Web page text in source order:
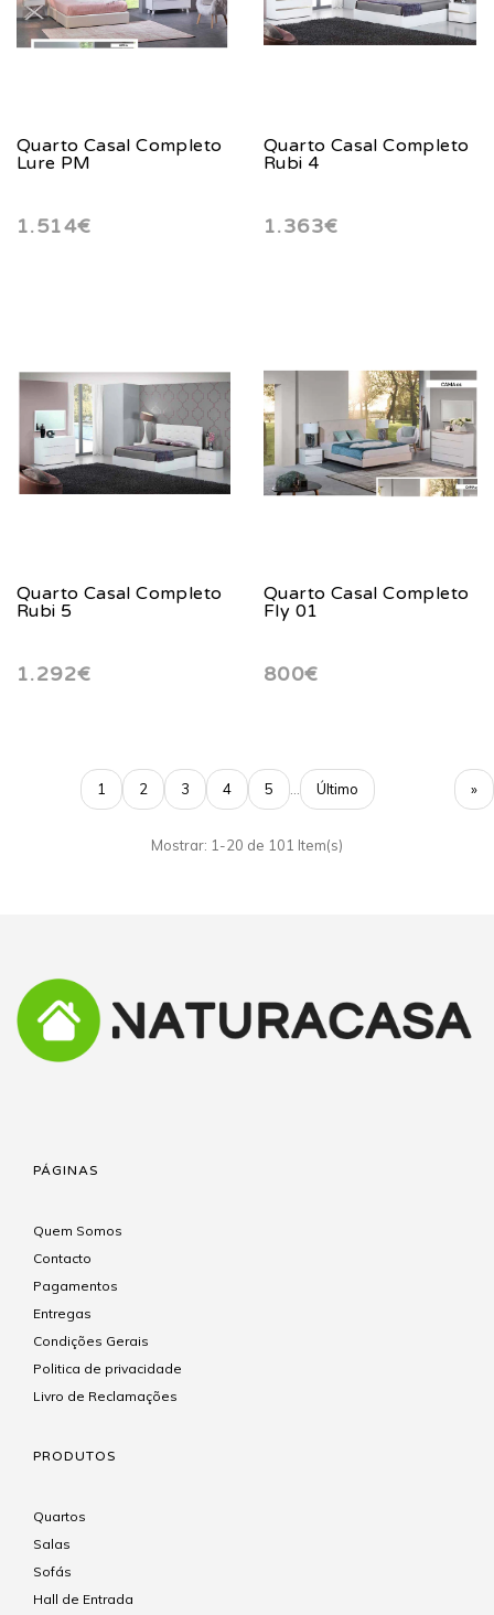
Quarto Casal Completo
Lure PM
1.514€
Quarto Casal Completo
Rubi 4
1.363€
Quarto Casal Completo
Rubi 5
1.292€
Quarto Casal Completo
Fly 01
800€
1 2 3 4 5 »
Último
Mostrar: 1-20 de 101 Item(s)
PÁGINAS
Quem Somos
Contacto
Pagamentos
Entregas
Condições Gerais
Politica de privacidade
Livro de Reclamações
PRODUTOS
Quartos
Salas
Sofás
Hall de Entrada